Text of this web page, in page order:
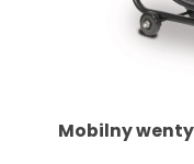
Mobilny